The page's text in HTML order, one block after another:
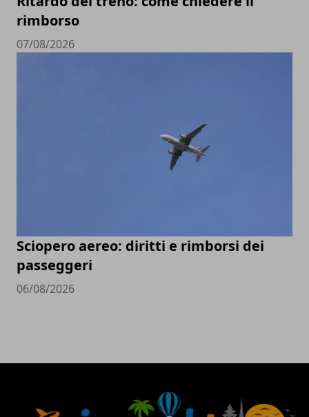
rimborso
07/08/2026
Sciopero aereo: diritti e rimborsi dei
passeggeri
06/08/2026